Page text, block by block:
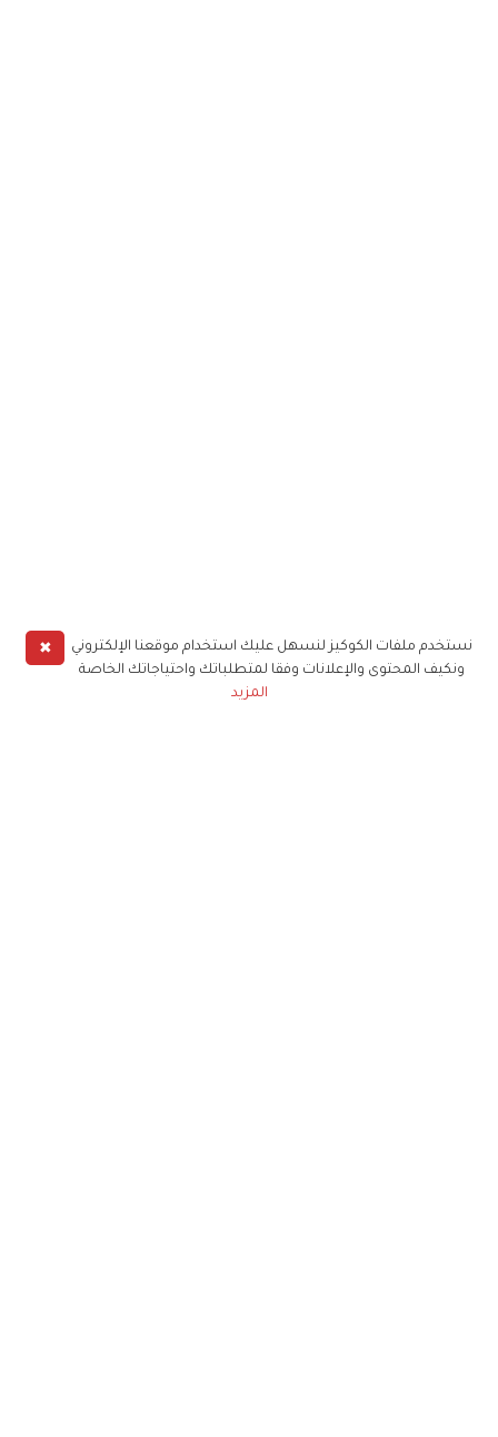
✖
نستخدم ملفات الكوكيز لنسهل عليك استخدام موقعنا الإلكتروني
ونكيف المحتوى والإعلانات وفقا لمتطلباتك واحتياجاتك الخاصة
المزيد